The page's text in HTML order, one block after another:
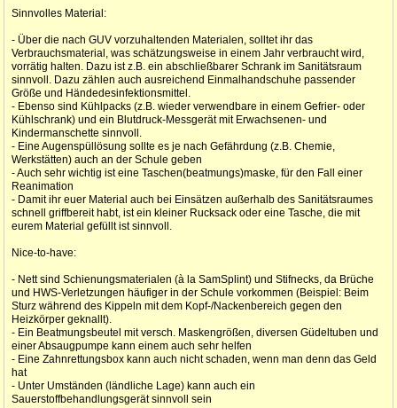
Sinnvolles Material:
- Über die nach GUV vorzuhaltenden Materialen, solltet ihr das
Verbrauchsmaterial, was schätzungsweise in einem Jahr verbraucht wird,
vorrätig halten. Dazu ist z.B. ein abschließbarer Schrank im Sanitätsraum
sinnvoll. Dazu zählen auch ausreichend Einmalhandschuhe passender
Größe und Händedesinfektionsmittel.
- Ebenso sind Kühlpacks (z.B. wieder verwendbare in einem Gefrier- oder
Kühlschrank) und ein Blutdruck-Messgerät mit Erwachsenen- und
Kindermanschette sinnvoll.
- Eine Augenspüllösung sollte es je nach Gefährdung (z.B. Chemie,
Werkstätten) auch an der Schule geben
- Auch sehr wichtig ist eine Taschen(beatmungs)maske, für den Fall einer
Reanimation
- Damit ihr euer Material auch bei Einsätzen außerhalb des Sanitätsraumes
schnell griffbereit habt, ist ein kleiner Rucksack oder eine Tasche, die mit
eurem Material gefüllt ist sinnvoll.
Nice-to-have:
- Nett sind Schienungsmaterialen (à la SamSplint) und Stifnecks, da Brüche
und HWS-Verletzungen häufiger in der Schule vorkommen (Beispiel: Beim
Sturz während des Kippeln mit dem Kopf-/Nackenbereich gegen den
Heizkörper geknallt).
- Ein Beatmungsbeutel mit versch. Maskengrößen, diversen Güdeltuben und
einer Absaugpumpe kann einem auch sehr helfen
- Eine Zahnrettungsbox kann auch nicht schaden, wenn man denn das Geld
hat
- Unter Umständen (ländliche Lage) kann auch ein
Sauerstoffbehandlungsgerät sinnvoll sein